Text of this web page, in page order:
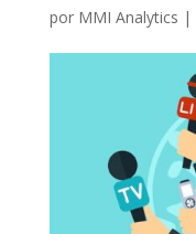
por MMI Analytics |